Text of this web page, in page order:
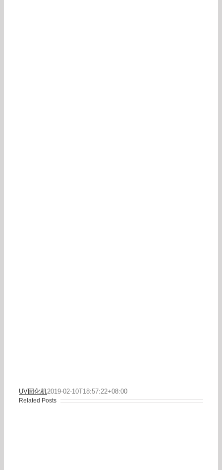
UV固化机2019-02-10T18:57:22+08:00
Related Posts